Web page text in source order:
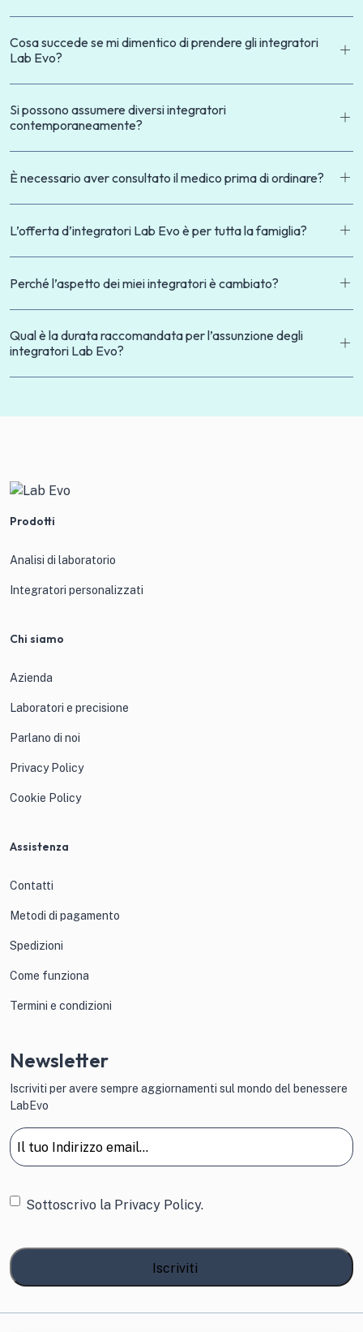
Cosa succede se mi dimentico di prendere gli integratori
Lab Evo?
Si possono assumere diversi integratori
contemporaneamente?
È necessario aver consultato il medico prima di ordinare?
L’offerta d’integratori Lab Evo è per tutta la famiglia?
Perché l’aspetto dei miei integratori è cambiato?
Qual è la durata raccomandata per l’assunzione degli
integratori Lab Evo?
Prodotti
Analisi di laboratorio
Integratori personalizzati
Chi siamo
Azienda
Laboratori e precisione
Parlano di noi
Privacy Policy
Cookie Policy
Assistenza
Contatti
Metodi di pagamento
Spedizioni
Come funziona
Termini e condizioni
Newsletter
Iscriviti per avere sempre aggiornamenti sul mondo del benessere
LabEvo
Email
Consenso
Sottoscrivo la Privacy Policy.